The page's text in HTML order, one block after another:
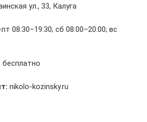
ул., 33, Калуга
08:30–19:30; сб 08:00–20:00; вс
бесплатно
nikolo-kozinsky.ru